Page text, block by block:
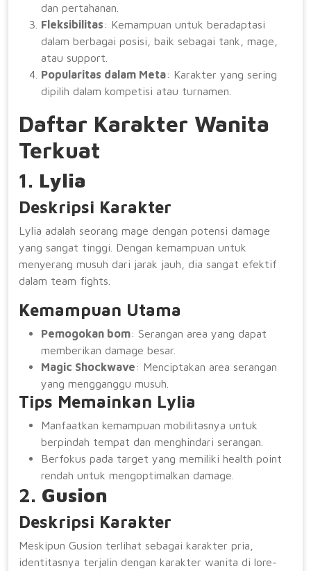
dan pertahanan.
Fleksibilitas: Kemampuan untuk beradaptasi
dalam berbagai posisi, baik sebagai tank, mage,
atau support.
Popularitas dalam Meta: Karakter yang sering
dipilih dalam kompetisi atau turnamen.
Daftar Karakter Wanita
Terkuat
1. Lylia
Deskripsi Karakter
Lylia adalah seorang mage dengan potensi damage
yang sangat tinggi. Dengan kemampuan untuk
menyerang musuh dari jarak jauh, dia sangat efektif
dalam team fights.
Kemampuan Utama
Pemogokan bom: Serangan area yang dapat
memberikan damage besar.
Magic Shockwave: Menciptakan area serangan
yang mengganggu musuh.
Tips Memainkan Lylia
Manfaatkan kemampuan mobilitasnya untuk
berpindah tempat dan menghindari serangan.
Berfokus pada target yang memiliki health point
rendah untuk mengoptimalkan damage.
2. Gusion
Deskripsi Karakter
Meskipun Gusion terlihat sebagai karakter pria,
identitasnya terjalin dengan karakter wanita di lore-